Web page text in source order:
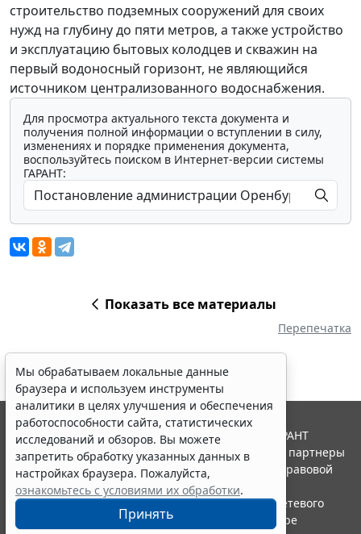
строительство подземных сооружений для своих
нужд на глубину до пяти метров, а также устройство
и эксплуатацию бытовых колодцев и скважин на
первый водоносный горизонт, не являющийся
источником централизованного водоснабжения.
Для просмотра актуального текста документа и
получения полной информации о вступлении в силу,
изменениях и порядке применения документа,
воспользуйтесь поиском в Интернет-версии системы
ГАРАНТ:
Показать все материалы
Перепечатка
Мы обрабатываем локальные данные
браузера и используем инструменты
аналитики в целях улучшения и обеспечения
работоспособности сайта, статистических
исследований и обзоров. Вы можете
запретить обработку указанных данных в
настройках браузера. Пожалуйста,
ознакомьтесь с условиями их обработки.
Принять
© ООО "НПП "ГАРАНТ-СЕРВИС", 2026. Система ГАРАНТ
выпускается с 1990 года. Компания "Гарант" и ее партнеры
являются участниками Российской ассоциации правовой
информации ГАРАНТ.
Портал ГАРАНТ.РУ зарегистрирован в качестве сетевого
издания Федеральной службой по надзору в сфере